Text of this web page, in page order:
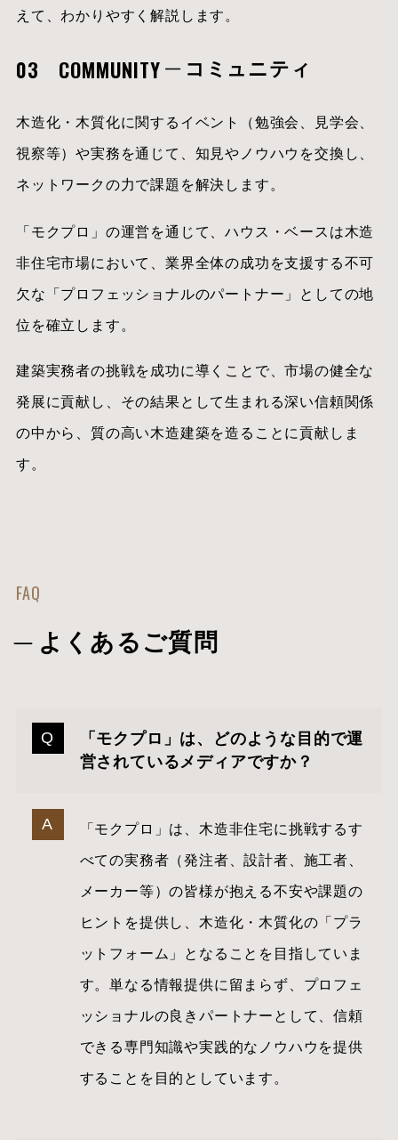
えて、わかりやすく解説します。
03 COMMUNITY コミュニティ
木造化・木質化に関するイベント（勉強会、見学会、
視察等）や実務を通じて、知見やノウハウを交換し、
ネットワークの力で課題を解決します。
「モクプロ」の運営を通じて、ハウス・ベースは木造
非住宅市場において、業界全体の成功を支援する不可
欠な「プロフェッショナルのパートナー」としての地
位を確立します。
建築実務者の挑戦を成功に導くことで、市場の健全な
発展に貢献し、その結果として生まれる深い信頼関係
の中から、質の高い木造建築を造ることに貢献しま
す。
FAQ
よくあるご質問
「モクプロ」は、どのような目的で運
営されているメディアですか？
「モクプロ」は、木造非住宅に挑戦するす
べての実務者（発注者、設計者、施工者、
メーカー等）の皆様が抱える不安や課題の
ヒントを提供し、木造化・木質化の「プラ
ットフォーム」となることを目指していま
す。単なる情報提供に留まらず、プロフェ
ッショナルの良きパートナーとして、信頼
できる専門知識や実践的なノウハウを提供
することを目的としています。